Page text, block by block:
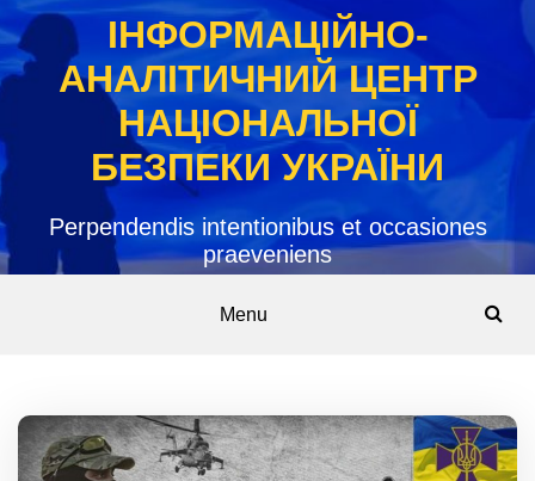
ІНФОРМАЦІЙНО-
АНАЛІТИЧНИЙ ЦЕНТР
НАЦІОНАЛЬНОЇ
БЕЗПЕКИ УКРАЇНИ
Perpendendis intentionibus et occasiones
praeveniens
Menu